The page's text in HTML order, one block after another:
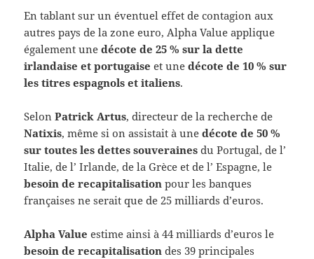
En tablant sur un éventuel effet de contagion aux
autres pays de la zone euro, Alpha Value applique
également une décote de 25 % sur la dette
irlandaise et portugaise et unedécote de 10 % sur
les titres espagnols et italiens.
SelonPatrick Artus, directeur de la recherche de
Natixis, même si on assistait à une décote de 50 %
sur toutes les dettes souveraines du Portugal, de l’
Italie, de l’ Irlande, de la Grèce et de l’ Espagne, le
besoin de recapitalisation pour les banques
françaises ne serait que de 25 milliards d’euros.
Alpha Value estime ainsi à 44 milliards d’euros le
besoin de recapitalisation des 39 principales